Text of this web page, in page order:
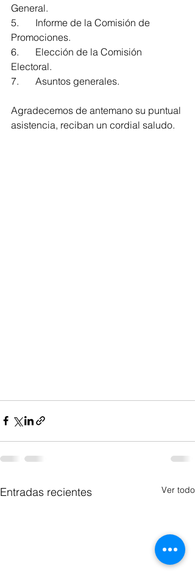
General.
5.	Informe de la Comisión de
Promociones.
6.	Elección de la Comisión
Electoral.
7.	Asuntos generales.
Agradecemos de antemano su puntual
asistencia, reciban un cordial saludo.
Entradas recientes Ver todo